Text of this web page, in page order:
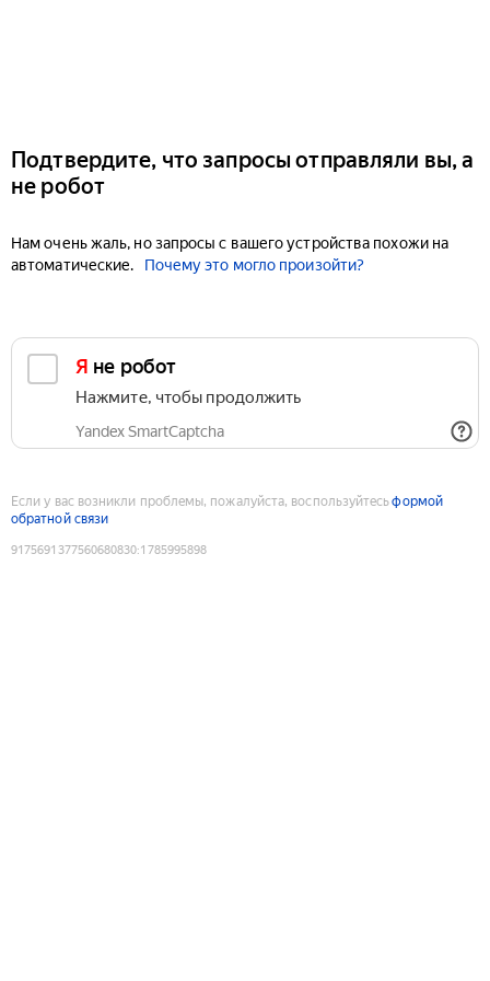
Подтвердите, что запросы отправляли вы, а
не робот
Нам очень жаль, но запросы с вашего устройства похожи на
автоматические.
Почему это могло произойти?
Я не робот
Нажмите, чтобы продолжить
Yandex SmartCaptcha
Если у вас возникли проблемы, пожалуйста, воспользуйтесьформой
обратной связи
9175691377560680830:1785995898